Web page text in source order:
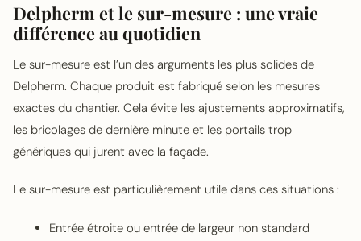
Delpherm et le sur-mesure : une vraie
différence au quotidien
Le sur-mesure est l’un des arguments les plus solides de
Delpherm. Chaque produit est fabriqué selon les mesures
exactes du chantier. Cela évite les ajustements approximatifs,
les bricolages de dernière minute et les portails trop
génériques qui jurent avec la façade.
Le sur-mesure est particulièrement utile dans ces situations :
Entrée étroite ou entrée de largeur non standard